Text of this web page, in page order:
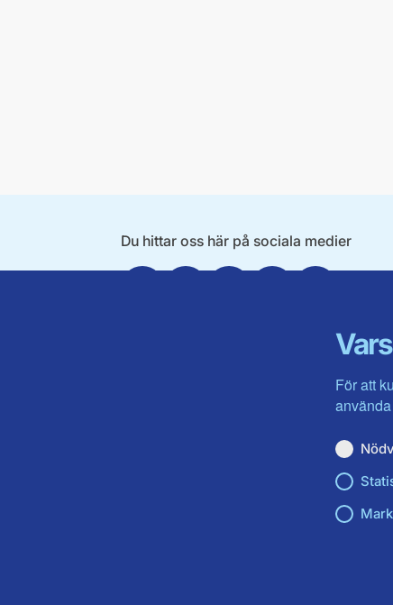
För att
Du hittar oss här på sociala medier
FacebookTwitterInstagramLinkedinYoutube